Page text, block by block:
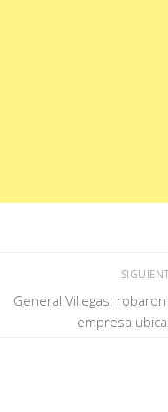
General Villegas:
empresa